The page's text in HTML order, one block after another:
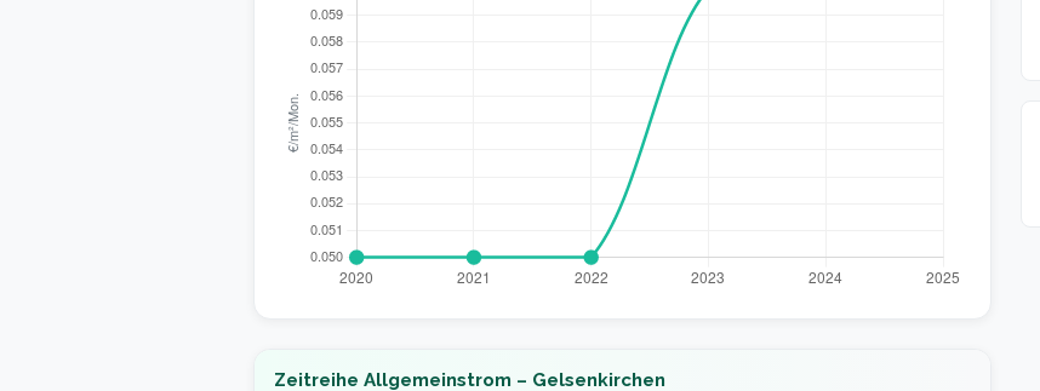
Zeitreihe Allgemeinstrom – Gelsenkirchen